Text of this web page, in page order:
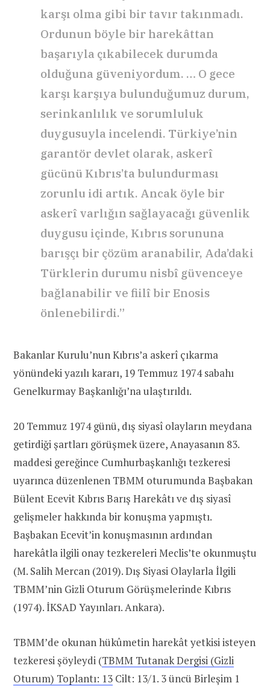
karşı olma gibi bir tavır takınmadı.
Ordunun böyle bir harekâttan
başarıyla çıkabilecek durumda
olduğuna güveniyordum. … O gece
karşı karşıya bulunduğumuz durum,
serinkanlılık ve sorumluluk
duygusuyla incelendi. Türkiye’nin
garantör devlet olarak, askerî
gücünü Kıbrıs’ta bulundurması
zorunlu idi artık. Ancak öyle bir
askerî varlığın sağlayacağı güvenlik
duygusu içinde, Kıbrıs sorununa
barışçı bir çözüm aranabilir, Ada’daki
Türklerin durumu nisbî güvenceye
bağlanabilir ve fiilî bir Enosis
önlenebilirdi.”
Bakanlar Kurulu’nun Kıbrıs’a askerî çıkarma
yönündeki yazılı kararı, 19 Temmuz 1974 sabahı
Genelkurmay Başkanlığı’na ulaştırıldı.
20 Temmuz 1974 günü, dış siyasî olayların meydana
getirdiği şartları görüşmek üzere, Anayasanın 83.
maddesi gereğince Cumhurbaşkanlığı tezkeresi
uyarınca düzenlenen TBMM oturumunda Başbakan
Bülent Ecevit Kıbrıs Barış Harekâtı ve dış siyasî
gelişmeler hakkında bir konuşma yapmıştı.
Başbakan Ecevit’in konuşmasının ardından
harekâtla ilgili onay tezkereleri Meclis’te okunmuştu
(M. Salih Mercan (2019). Dış Siyasi Olaylarla İlgili
TBMM’nin Gizli Oturum Görüşmelerinde Kıbrıs
(1974). İKSAD Yayınları. Ankara).
TBMM’de okunan hükûmetin harekât yetkisi isteyen
tezkeresi şöyleydi (TBMM Tutanak Dergisi (Gizli
Oturum) Toplantı: 13 Cilt: 13/1. 3 üncü Birleşim 1